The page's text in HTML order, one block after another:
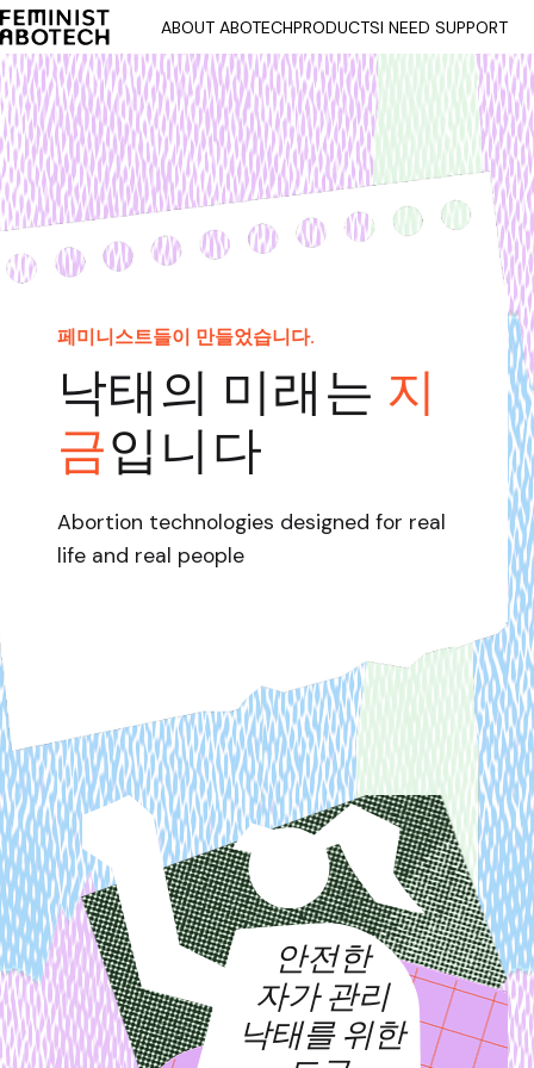
ABOUT ABOTECHPRODUCTSI NEED SUPPORT
페미니스트들이 만들었습니다.
낙태의 미래는 지
금입니다
Abortion technologies designed for real
life and real people
안전한
자가 관리
낙태를 위한